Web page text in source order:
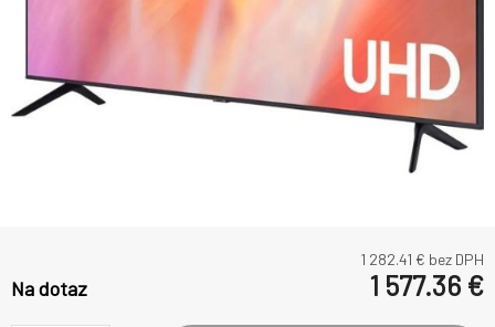
1 282.41 € bez DPH
Na dotaz 1 577.36 €